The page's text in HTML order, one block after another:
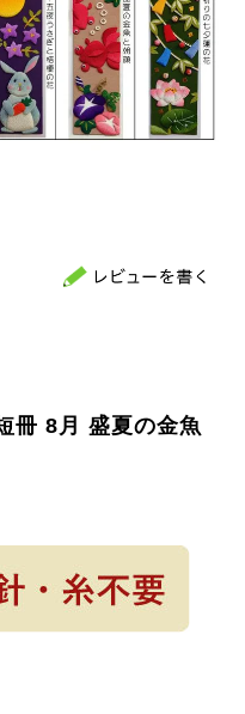
冊 8月 盛夏の金魚